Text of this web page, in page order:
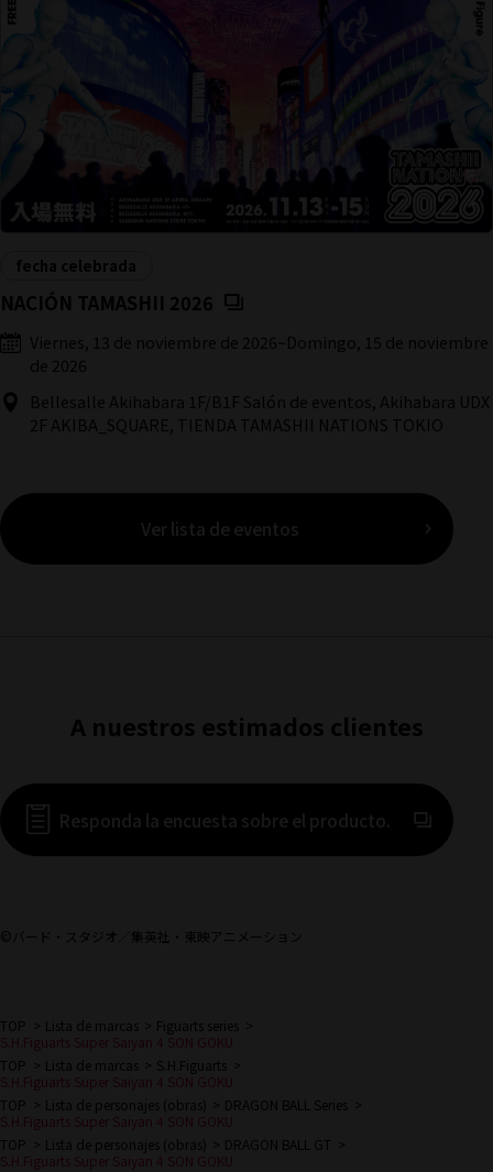
NACIÓN TAMASHII 2026 (Se abre en una pestaña
fecha celebrada
Viernes, 13 de noviembre de 2026 ~Domingo, 15 de noviembre
de 2026
Bellesalle Akihabara 1F/B1F Salón de eventos, Akihabara UDX
2F AKIBA_SQUARE, TIENDA TAMASHII NATIONS TOKIO
Ver lista de eventos
A nuestros estimados clientes
Responda la encuesta sobre el producto. (Se abre
©バード・スタジオ／集英社・東映アニメーション
TOP Lista de marcas
Figuarts series
S.H.Figuarts Super Saiyan 4 SON GOKU
TOP
Lista de marcas
S.H.Figuarts
S.H.Figuarts Super Saiyan 4 SON GOKU
TOP
Lista de personajes (obras)
DRAGON BALL Series
S.H.Figuarts Super Saiyan 4 SON GOKU
TOP
Lista de personajes (obras)
DRAGON BALL GT
S.H.Figuarts Super Saiyan 4 SON GOKU